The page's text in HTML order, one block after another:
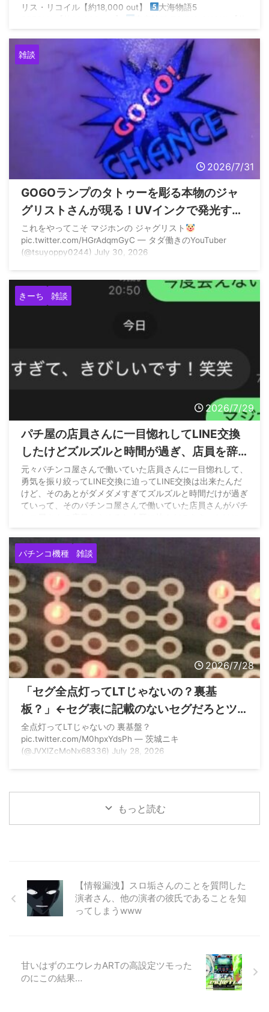
リス・リコイル【約18,000 out】
大海物語5
雑談
2026/7/31
GOGOランプのタトゥーを彫る本物のジャ
グリストさんが現る！UVインクで発光する
模様
これをやってこそ マジホンの ジャグリスト
pic.twitter.com/HGrAdqmGyC — タダ働きのYouTuber
(@tsuyoppy0244) July 30, 2026
きーち 雑談
2026/7/29
パチ屋の店員さんに一目惚れしてLINE交換
したけどズルズルと時間が過ぎ、店員を辞
めると聞いたので久々に連絡取ってみた結
果www
元々パチンコ屋さんで働いていた店員さんに一目惚れして、
勇気を振り絞ってLINE交換に迫ってLINE交換は出来たんだ
けど、そのあとがダメダメすぎてズルズルと時間だけが過ぎ
ていって、そのパチンコ屋さんで働いていた店員さんがパチ
(@kiichi__55) July 28, 2026
パチンコ機種 雑談
2026/7/28
「セグ全点灯ってLTじゃないの？裏基
板？」←セグ表に記載のないセグだろとツ
ッコまれる
全点灯ってLTじゃないの 裏基盤？
pic.twitter.com/M0hpxYdsPh — 茨城ニキ
(@JVXlZcMoNx68336) July 28, 2026
もっと読む
【情報漏洩】スロ垢さんのことを質問した
演者さん、他の演者の彼氏であることを知
ってしまうwww
甘いはずのエウレカARTの高設定ツモった
のにこの結果…